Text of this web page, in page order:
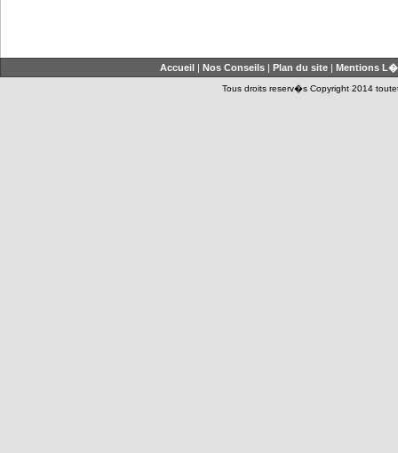
Accueil| Nos Conseils| Plan du site| Mentions
Tous droits reserv�s Copyright 2014